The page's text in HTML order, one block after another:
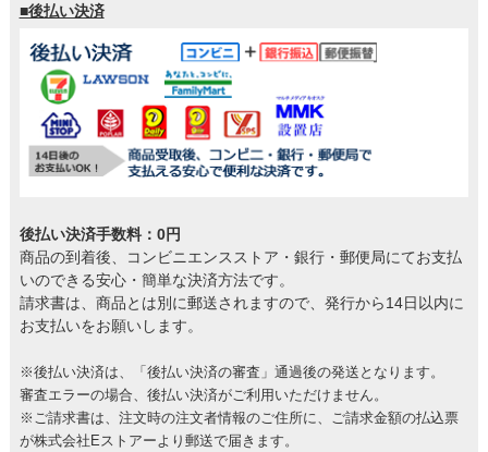
■後払い決済
後払い決済手数料：0円
商品の到着後、コンビニエンスストア・銀行・郵便局にてお支払
いのできる安心・簡単な決済方法です。
請求書は、商品とは別に郵送されますので、発行から14日以内に
お支払いをお願いします。
※後払い決済は、「後払い決済の審査」通過後の発送となります。
審査エラーの場合、後払い決済がご利用いただけません。
※ご請求書は、注文時の注文者情報のご住所に、ご請求金額の払込票
が株式会社Eストアーより郵送で届きます。